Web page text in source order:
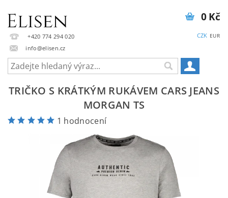
+420 774 294 020
info@elisen.cz
CZK EUR
0 Kč
TRIČKO S KRÁTKÝM RUKÁVEM CARS JEANS
MORGAN TS
1 hodnocení